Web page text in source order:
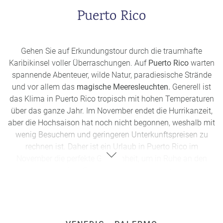
nordwestlichen Stadt finden die Feierlichkeiten in den
Traumurlaub in Thailand.
Puerto Rico
Gehen Sie auf Erkundungstour durch die traumhafte
Karibikinsel voller Überraschungen. Auf Puerto Ricowarten
spannende Abenteuer, wilde Natur, paradiesische Strände
und vor allem das magische Meeresleuchten. Generell ist
das Klima in Puerto Rico tropisch mit hohen Temperaturen
über das ganze Jahr. Im November endet die Hurrikanzeit,
aber die Hochsaison hat noch nicht begonnen, weshalb mit
wenig Besuchern und geringeren Unterkunftspreisen zu
rechnen ist. Daher ist ein Urlaub in Puerto Rico im
November die perfekte Gelegenheit, um in Ruhe an den